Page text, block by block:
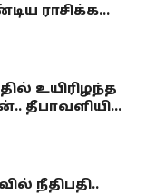
ராசிக்க...
உயிரிழந்த
தீபாவளியி...
நீதிபதி..